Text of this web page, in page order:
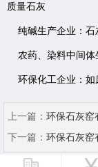
质量石灰
纯碱生产企业：石
农药、染料中间体
环保化工企业：如
上一篇： 环保石灰窑
下一篇： 环保石灰窑